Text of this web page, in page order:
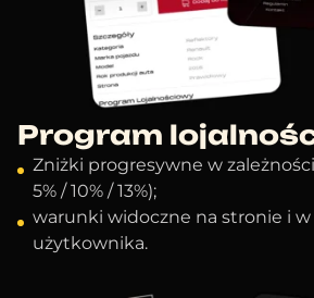
Program
Zniżki progresywne w
5% / 10% / 13%);
warunki widoczne na stronie i
użytkownika.